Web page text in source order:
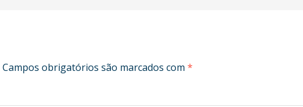
Campos obrigatórios são marcados com *